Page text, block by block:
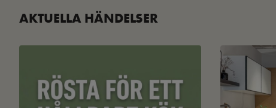
AKTUELLA HÄNDELSER